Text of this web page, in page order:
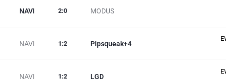
NAVI MODUS
2:0
NAVI Pipsqueak+4
1 :2
NAVI LGD
1 :2